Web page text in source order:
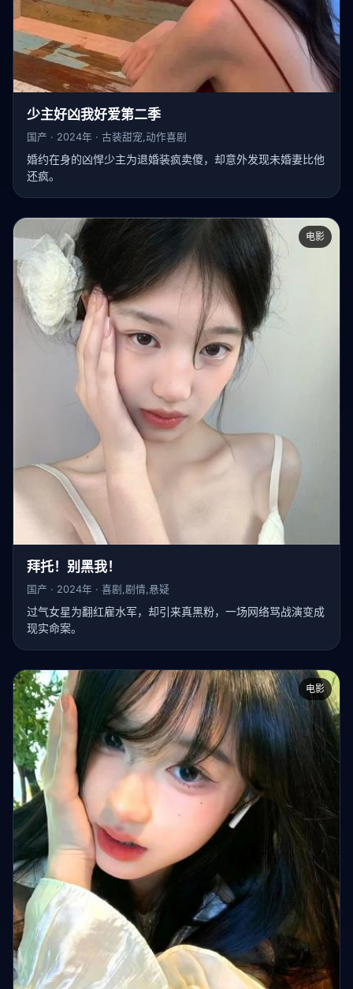
少主好凶我好爱第二季
国产 · 2024年 · 古装甜宠,动作喜剧
婚约在身的凶悍少主为退婚装疯卖傻，却意外发现未婚妻比他
还疯。
电影
拜托！别黑我！
国产 · 2024年 · 喜剧,剧情,悬疑
过气女星为翻红雇水军，却引来真黑粉，一场网络骂战演变成
现实命案。
电影